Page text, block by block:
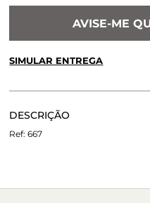
AVISE-ME
SIMULAR ENTREGA
DESCRIÇÃO
RASTEIRA STELLA PRATA
667